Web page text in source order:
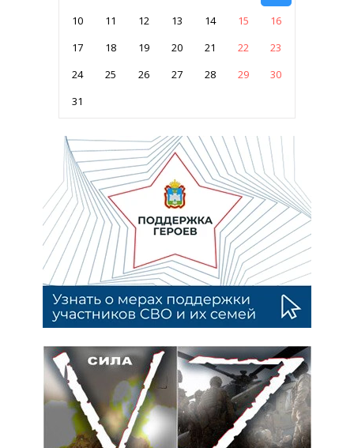
10
11 12 13 14 15
16
17
18 19 20 21 22
23
24
25 26 27 28 29
30
31